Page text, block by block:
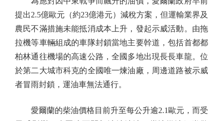
提出2.5億歐元（約23億港元）減稅方案，但運輸業界及
農民不滿措施未能抵消成本上升，發起示威活動。由拖
拉機等車輛組成的車隊封鎖當地主要幹道，包括首都都
柏林通往機場的高速公路，全國多地出現長長車龍。位
於第二大城市科克的全國唯一煉油廠，周邊道路被示威
者冒雨封鎖，運油車無法通行。
愛爾蘭的柴油價格目前升至每公升逾2.1歐元，而受